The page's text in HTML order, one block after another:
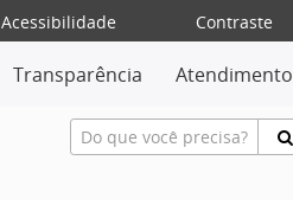
Acessibilidade
Contraste
Transparência Atendimento